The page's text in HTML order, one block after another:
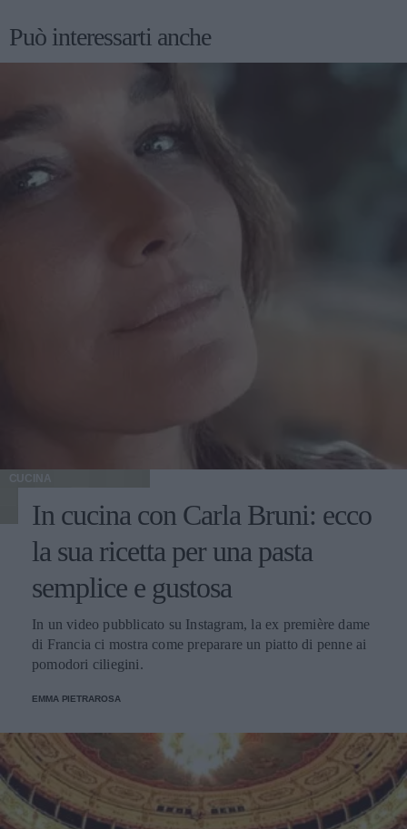
Può interessarti anche
CUCINA
In cucina con Carla Bruni: ecco
la sua ricetta per una pasta
semplice e gustosa
In un video pubblicato su Instagram, la ex première dame
di Francia ci mostra come preparare un piatto di penne ai
pomodori ciliegini.
EMMA PIETRAROSA